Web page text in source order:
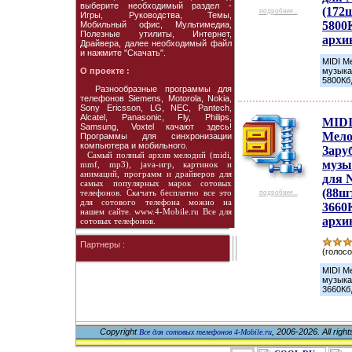
выберите необходимый раздел -
Игры, Руководства, Темы,
Мобильный офис, Мультимедиа,
Полезные утилиты, Интернет,
Драйвера, далее необходимый файл
и нажмите "Скачать".
О проекте :
Разнообразные программы для
телефонов Siemens, Motorola, Nokia,
Sony Ericsson, LG, NEC, Pantech,
Alcatel, Panasonic, Fly, Philips,
Samsung, Voxtel качают здесь!
Программы для синхронизации
компьютера и мобильного.
Самый полный архив мелодий (midi,
mmf, mp3), java-игр, картинок и
анимаций, программ и драйверов для
самых популярных марок сотовых
телефонов. Скачать бесплатно все это
для сотового телефона можно на
нашем сайте. www.4-Mobile.ru Все для
сотовых телефонов.
Партнеры :
подробнее...
MIDI
подробнее...
MIDI
для
MIDI
Copyright Все для сотовых телефонов 4-Mobile.ru , 2006-2026. All